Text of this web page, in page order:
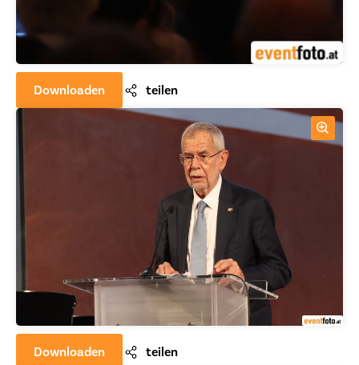
Downloaden teilen
Downloaden teilen